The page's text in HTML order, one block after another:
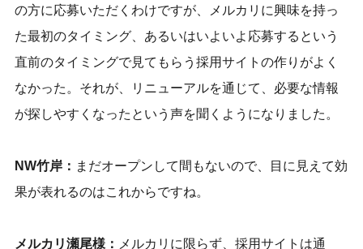
の方に応募いただくわけですが、メルカリに興味を持っ
た最初のタイミング、あるいはいよいよ応募するという
直前のタイミングで見てもらう採用サイトの作りがよく
なかった。それが、リニューアルを通じて、必要な情報
が探しやすくなったという声を聞くようになりました。
NW竹岸： まだオープンして間もないので、目に見えて効
果が表れるのはこれからですね。
メルカリ瀬尾様： メルカリに限らず、採用サイトは通